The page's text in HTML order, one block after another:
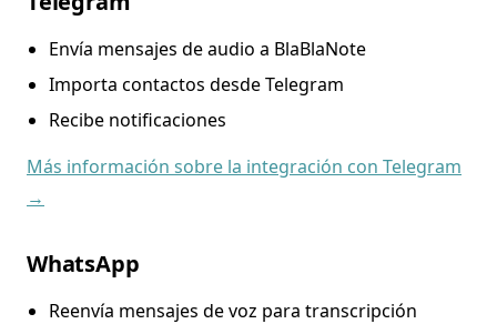
Envía mensajes de audio a BlaBlaNote
Importa contactos desde Telegram
Recibe notificaciones
Más información sobre la integración con Telegram
→
WhatsApp
Reenvía mensajes de voz para transcripción